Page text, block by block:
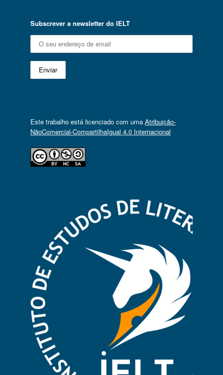
Subscrever a newsletter do IELT
Este trabalho está licenciado com uma Atribuição-
NãoComercial-CompartilhaIgual 4.0 Internacional